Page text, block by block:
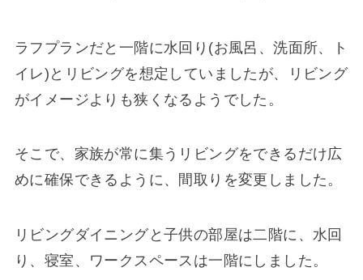
ラフプランだと一階に水回り(お風呂、洗面所、ト
イレ)とリビングを想定していましたが、リビング
がイメージよりも狭くなるようでした。
そこで、家族が常に集うリビングをできるだけ広
めに確保できるように、間取りを変更しました。
リビングダイニングと子供の部屋は二階に、水回
り、寝室、ワークスペースは一階にしました。